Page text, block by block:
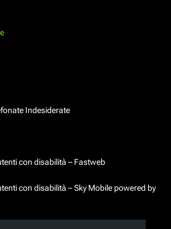
Indesiderate
con disabilità – Fastweb
con disabilità – Sky Mobile powered by